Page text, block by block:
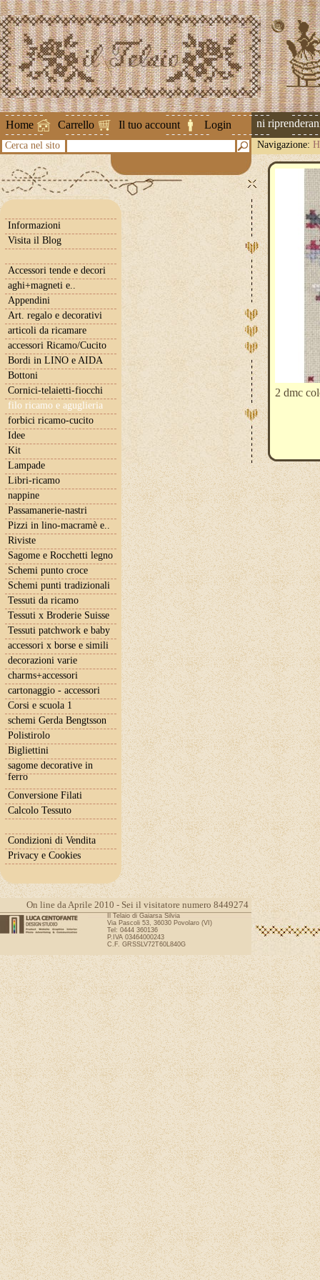
Home Carrello Il tuo account Login
Attenzione ! Le spedizioni
Cerca nel sito Navigazione:
Informazioni
Visita il Blog
Accessori tende e decori
aghi+magneti e..
Appendini
Art. regalo e decorativi
articoli da ricamare
accessori Ricamo/Cucito
Bordi in LINO e AIDA
Bottoni
Cornici-telaietti-fiocchi
filo ricamo e aguglieria
forbici ricamo-cucito
Idee
Kit
Lampade
Libri-ricamo
nappine
Passamanerie-nastri
Pizzi in lino-macramè e..
Riviste
Sagome e Rocchetti legno
Schemi punto croce
Schemi punti tradizionali
Tessuti da ricamo
Tessuti x Broderie Suisse
Tessuti patchwork e baby
accessori x borse e simili
decorazioni varie
charms+accessori
cartonaggio - accessori
Corsi e scuola 1
schemi Gerda Bengtsson
Polistirolo
Bigliettini
sagome decorative in
ferro
Conversione Filati
Calcolo Tessuto
Condizioni di Vendita
Privacy e Cookies
2 dmc
On line da Aprile 2010 - Sei il visitatore numero 8449274
Il Telaio di Gaiarsa Silvia
Via Pascoli 53, 36030 Povolaro (VI)
Tel: 0444 360136
P.IVA 03464000243
C.F. GRSSLV72T60L840G